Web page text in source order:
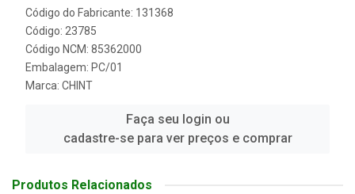
Código do Fabricante: 131368
Código: 23785
Código NCM: 85362000
Embalagem: PC/01
Marca: CHINT
Faça seu login ou
cadastre-se para ver preços e comprar
Produtos Relacionados